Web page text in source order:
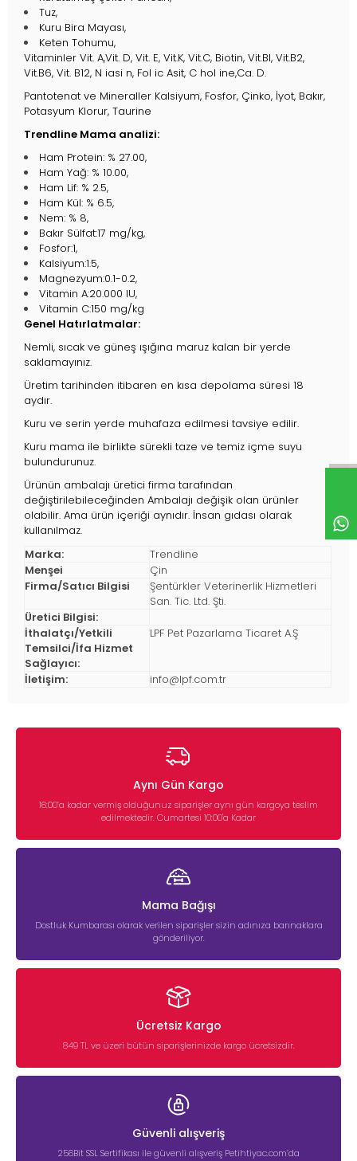
Tuz,
Kuru Bira Mayası,
Keten Tohumu,
Vitaminler Vit. A,Vit. D, Vit. E, Vit.K, Vit.C, Biotin, Vit.BI, Vit.B2,
Vit.B6, Vit. B12, N iasi n, Fol ic Asit, C hol ine,Ca. D.
Pantotenat ve Mineraller Kalsiyum, Fosfor, Çinko, İyot, Bakır,
Potasyum Klorur, Taurine
Trendline Mama analizi:
Ham Protein: % 27.00,
Ham Yağ: % 10.00,
Ham Lif: % 2.5,
Ham Kül: % 6.5,
Nem: % 8,
Bakır Sülfat:17 mg/kg,
Fosfor:1,
Kalsiyum:1.5,
Magnezyum:0.1-0.2,
Vitamin A:20.000 IU,
Vitamin C:150 mg/kg
Genel Hatırlatmalar:
Nemli, sıcak ve güneş ışığına maruz kalan bir yerde
saklamayınız.
Üretim tarihinden itibaren en kısa depolama süresi 18
aydır.
Kuru ve serin yerde muhafaza edilmesi tavsiye edilir.
Kuru mama ile birlikte sürekli taze ve temiz içme suyu
bulundurunuz.
Ürünün ambalajı üretici firma tarafından
değiştirilebileceğinden Ambalajı değişik olan ürünler
olabilir. Ama ürün içeriği aynıdır. İnsan gıdası olarak
kullanılmaz.
Marka:
Trendline
Menşei
Çin
Firma/Satıcı Bilgisi
Şentürkler Veterinerlik Hizmetleri
San. Tic. Ltd. Şti.
Üretici Bilgisi:
İthalatçı/Yetkili
Temsilci/İfa Hizmet
Sağlayıcı:
LPF Pet Pazarlama Ticaret A.Ş
İletişim: info@lpf.com.tr
Aynı Gün Kargo
16:00’a kadar vermiş olduğunuz siparişler aynı gün kargoya teslim
edilmektedir. Cumartesi 10:00'a Kadar
Mama Bağışı
Dostluk Kumbarası olarak verilen siparişler sizin adınıza barınaklara
gönderiliyor.
Ücretsiz Kargo
849 TL ve üzeri bütün siparişlerinizde kargo ücretsizdir.
Güvenli alışveriş
256Bit SSL Sertifikası ile güvenli alışveriş Petihtiyac.com’da